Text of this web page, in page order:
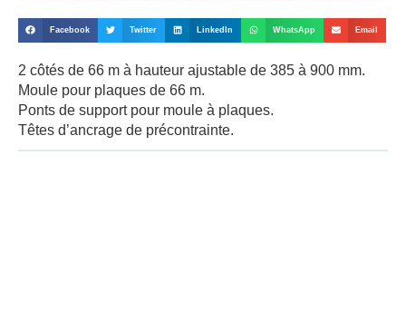
Facebook Twitter LinkedIn WhatsApp Email
2 côtés de 66 m à hauteur ajustable de 385 à 900 mm.
Moule pour plaques de 66 m.
Ponts de support pour moule à plaques.
Têtes d’ancrage de précontrainte.